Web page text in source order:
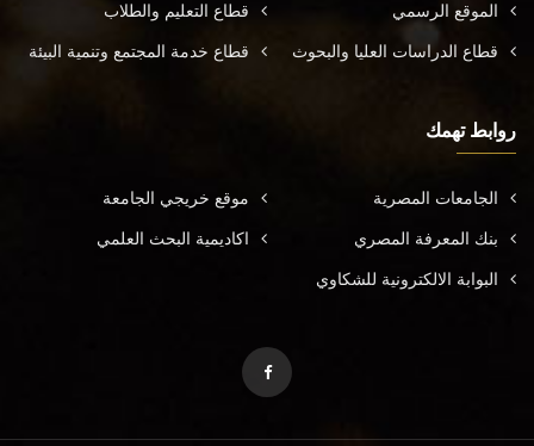
الموقع الرسمي قطاع التعليم والطلاب
قطاع الدراسات العليا والبحوث قطاع خدمة المجتمع وتنمية البيئة
روابط تهمك
الجامعات المصرية موقع خريجي الجامعة
بنك المعرفة المصري اكاديمية البحث العلمي
البوابة الالكترونية للشكاوي